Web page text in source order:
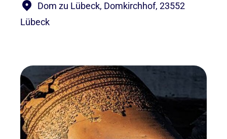
Dom zu Lübeck, Domkirchhof, 23552
Lübeck